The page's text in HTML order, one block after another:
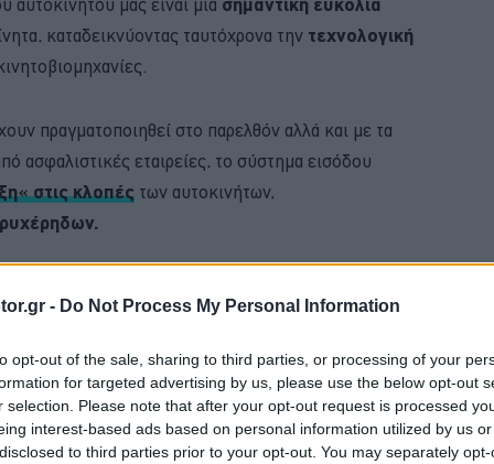
- Do Not Process My Personal Information
opt-out of the sale, sharing to third parties, or processing of your
for targeted advertising by us, please use the below opt-out
selection. Please note that after your opt-out request is processed
interest-based ads based on personal information utilized by us
to third parties prior to your opt-out. You may separately
καταδεικνύοντας ταυτόχρονα την τεχνολογική
πραγματοποιηθεί στο παρελθόν αλλά και με τα
ασφαλιστικές εταιρείες, το σύστημα εισόδου
στις κλοπές των αυτοκινήτων,
BUY NOW
ΚΑΥΣΑΕΡΙΩΝ; ΚΛΕΙΣΕ ΡΑΝΤΕΒΟΥ
VAN ΜΟΝΟ ΜΕ 12 ΕΥΡΩ ΤΟ ΑΤΟΜΟ